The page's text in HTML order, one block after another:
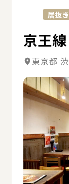
居抜き
京王
東京都